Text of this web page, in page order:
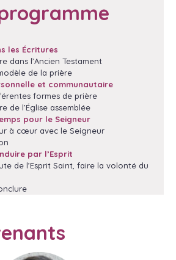
les Écritures
dans l’Ancien Testament
de la prière
et communautaire
formes de prière
de l’Église assemblée
pour le Seigneur
à cœur avec le Seigneur
par l’Esprit
de l’Esprit Saint, faire la volonté du